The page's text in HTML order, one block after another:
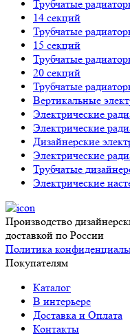
Трубчатые
14 секций
Трубчатые
15 секций
Трубчатые
20 секций
Трубчатые
Вертикальные
Электрические
Электрические
Дизайнерские
Электрические
Трубчатые
Электрические
Производство
доставкой по России
Политика
Покупателям
Каталог
В интерьере
Доставка и Оплата
Контакты